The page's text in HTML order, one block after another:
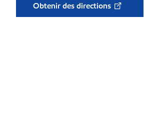
Obtenir des directions